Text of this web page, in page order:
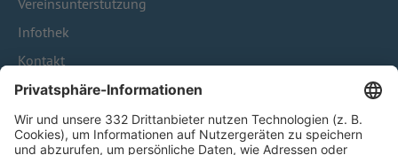
Infothek
Kontakt
HÄUFIG BESUCHTE SEITEN
Pässe und Vereinswechsel